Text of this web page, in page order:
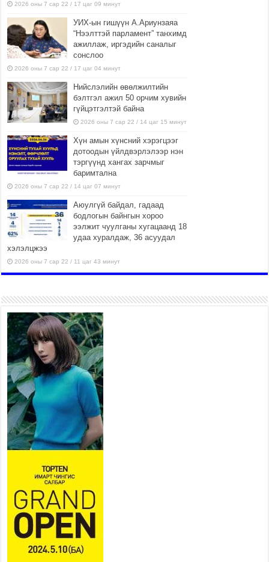
2026 оны 7 сар 22 / 17 цаг 09 минут
УИХ-ын гишүүн А.Ариунзаяа
“Нээлттэй парламент” танхимд
ажиллаж, иргэдийн саналыг
сонслоо
2026 оны 7 сар 22 / 17 цаг 04 минут
Нийслэлийн өвөлжилтийн
бэлтгэл ажил 50 орчим хувийн
гүйцэтгэлтэй байна
2026 оны 7 сар 22 / 14 цаг 15 минут
Хүн амын хүнсний хэрэгцээг
дотоодын үйлдвэрлэлээр нэн
тэргүүнд хангах зарчмыг
баримтална
2026 оны 7 сар 22 / 14 цаг 07 минут
Аюулгүй байдал, гадаад
бодлогын байнгын хороо
ээлжит чуулганы хугацаанд 18
удаа хуралдаж, 36 асуудал
хэлэлцжээ
2026 оны 7 сар 22 / 11 цаг 43 минут
боломжтой-Хүүхэд хөгжүүлэх
төв” байгуулах төсөлд төр,
хувийн хэвшлийн түншлэлийн хүрээнд хамтран
ажиллахыг урьж байна
2026 оны 7 сар 22 / 9 цаг 28 минут
Б.Пүрэвдагва: “Урт цагаан”-ыг
залуучууд чөлөөт цагаа
өнгөрүүлдэг, жуулчид зорьж
ирдэг цэг болгоно
2026 оны 7 сар 21 / 16 цаг 47 минут
Тусгай замын автобус /BRT/ төслийн удирдах
хорооны ээлжит хуралдаан боллоо
Ерөнхий сайд Н.Учрал БНХАУ-аас Монгол Улсад
суугаа Элчин сайд Шэнь Миньжюанийг хүлээн
авч уулзав
2026 оны 7 сар 21 / 16 цаг 39 минут
БҮГД НАЙРАМДАХ ТАЖИКИСТАН УЛСТАЙ
ЭДИЙН ЗАСГИЙН ХАМТЫН АЖИЛЛАГААГ
ӨРГӨЖҮҮЛНЭ